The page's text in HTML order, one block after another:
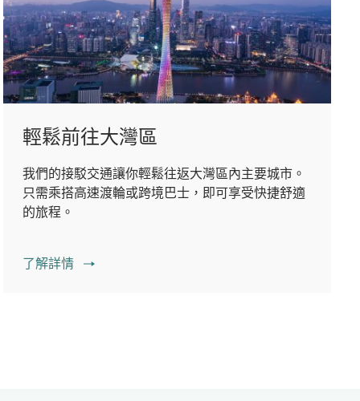
輕鬆前往大灣區
我們的接駁交通讓你輕鬆往返大灣區內主要城市。
只需乘搭高速渡輪或跨境巴士，即可享受快捷舒適
的旅程。
了解詳情